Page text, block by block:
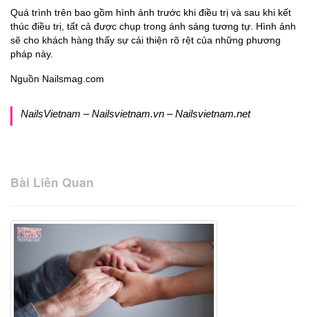
Quá trình trên bao gồm hình ảnh trước khi điều trị và sau khi kết
thúc điều trị, tất cả được chụp trong ánh sáng tương tự. Hình ảnh
sẽ cho khách hàng thấy sự cải thiện rõ rệt của những phương
pháp này.
Nguồn Nailsmag.com
NailsVietnam – Nailsvietnam.vn – Nailsvietnam.net
Bài Liên Quan